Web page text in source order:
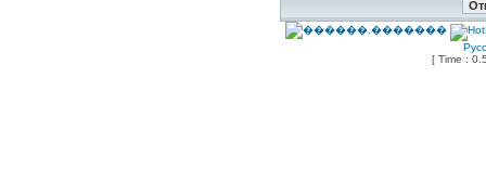
[ Time :